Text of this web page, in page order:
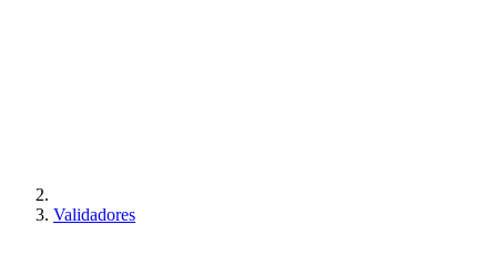
Validadores